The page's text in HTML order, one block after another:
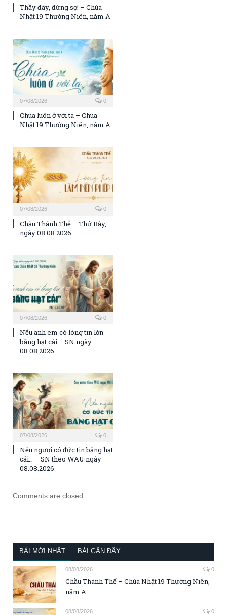
Thầy đây, đừng sợ! – Chúa
Nhật 19 Thường Niên, năm A
07/08/2026 0
Chúa luôn ở với ta – Chúa
Nhật 19 Thường Niên, năm A
07/08/2026 0
Chầu Thánh Thể – Thứ Bảy,
ngày 08.08.2026
07/08/2026 0
Nếu anh em có lòng tin lớn
bằng hạt cải – SN ngày
08.08.2026
07/08/2026 0
Nếu ngươi có đức tin bằng hạt
cải… – SN theo WAU ngày
08.08.2026
Comments are closed.
BÀI MỚI NHẤT BÀI GẦN ĐÂY
08/08/2026 0
Chầu Thánh Thể – Chúa Nhật 19 Thường Niên,
năm A
08/08/2026 0